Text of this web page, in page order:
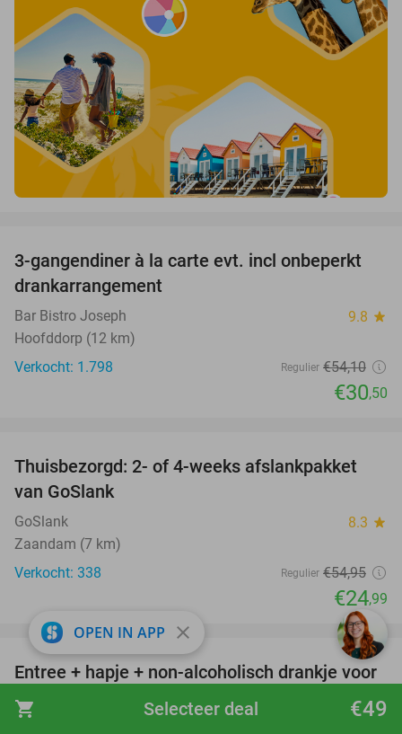
shopping_cart €49
Selecteer deal
44%
3-gangendiner à la carte evt. incl onbeperkt
drankarrangement
Bar Bistro Joseph 9.8 star
Hoofddorp (12 km)
Verkocht: 1.798
Regulier €54,10
€30,50
55%
Thuisbezorgd: 2- of 4-weeks afslankpakket
van GoSlank
GoSlank 8.3 star
Zaandam (7 km)
Verkocht: 338
Regulier €54,95
€24,99
52%
favorite_border
Entree + hapje + non-alcoholisch drankje voor
2 bij Holland Casino
OPEN IN APP close